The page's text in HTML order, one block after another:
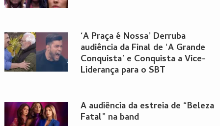
‘A Praça é Nossa’ Derruba
audiência da Final de ‘A Grande
Conquista’ e Conquista a Vice-
Liderança para o SBT
A audiência da estreia de “Beleza
Fatal” na band